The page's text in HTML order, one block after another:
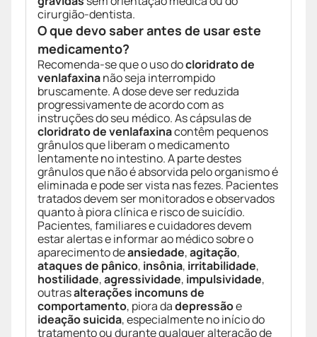
cirurgião-dentista.
O que devo saber antes de usar este
medicamento?
Recomenda-se que o uso docloridrato de
venlafaxinanão seja interrompido
bruscamente. A dose deve ser reduzida
progressivamente de acordo com as
instruções do seu médico. As cápsulas de
cloridrato de venlafaxinacontêm pequenos
grânulos que liberam o medicamento
lentamente no intestino. A parte destes
grânulos que não é absorvida pelo organismo é
eliminada e pode ser vista nas fezes. Pacientes
tratados devem ser monitorados e observados
quanto à piora clínica e risco de suicídio.
Pacientes, familiares e cuidadores devem
estar alertas e informar ao médico sobre o
aparecimento deansiedade,agitação,
ataques de pânico, insônia, irritabilidade,
hostilidade,agressividade, impulsividade,
outrasalterações incomuns de
comportamento, piora dadepressãoe
ideação suicida, especialmente no início do
tratamento ou durante qualquer alteração de